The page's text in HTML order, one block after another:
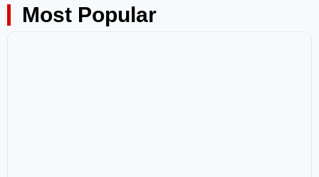
Most Popular